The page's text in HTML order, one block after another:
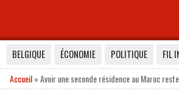
BELGIQUE ÉCONOMIE POLITIQUE FIL
Accueil»Avoir une seconde résidence au Maroc